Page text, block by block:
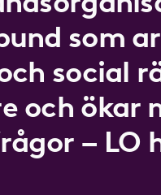
som
social
och ökar
– LO